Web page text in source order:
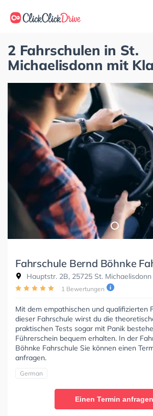
2 Fahrschulen in St.
Michaelisdonn mit
Fahrschule Bernd Böhnke
Hauptstr. 2B, 25725 St. Michaelisdonn
1 Bewertungen
Mit dem empathischen und qualifizierten
dieser Fahrschule wirst du die
praktischen Tests sogar mit Panik
Führerschein bequem erhalten. In der
Böhnke Fahrschule Sie können einen
anfragen.
German
Einen Termin anfragen